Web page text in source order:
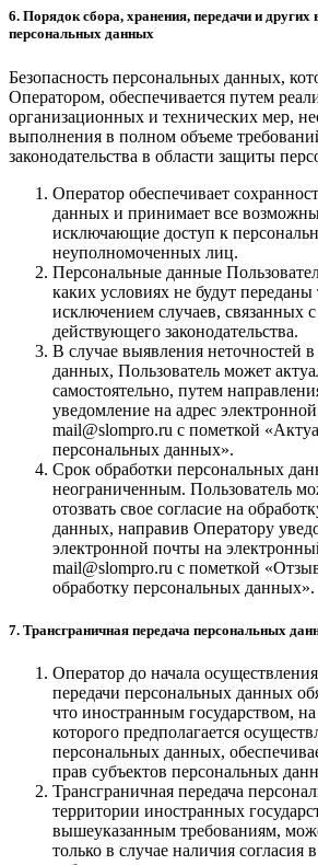
6. Порядок сбора, хранения, передачи и других
персональных данных
Безопасность персональных данных,
Оператором, обеспечивается путем
организационных и технических мер,
выполнения в полном объеме
законодательства в области защиты
Оператор обеспечивает
данных и принимает все
исключающие доступ к
неуполномоченных лиц.
Персональные данные
каких условиях не будут переданы
исключением случаев, связанных
действующего законодательства.
В случае выявления неточностей
данных, Пользователь может
самостоятельно, путем
уведомление на адрес
mail@slompro.ru с пометкой
персональных данных».
Срок обработки персональных
неограниченным. Пользователь
отозвать свое согласие на
данных, направив Оператору
электронной почты на
mail@slompro.ru с пометкой
обработку персональных данных».
7. Трансграничная передача персональных
Оператор до начала
передачи персональных данных
что иностранным государством,
которого предполагается
персональных данных,
прав субъектов персональных
Трансграничная передача
территории иностранных
вышеуказанным требованиям,
только в случае наличия